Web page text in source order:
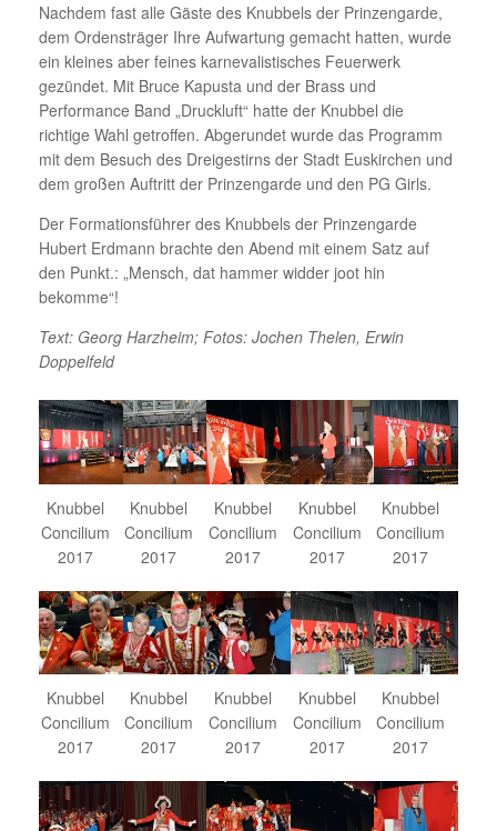
Nachdem fast alle Gäste des Knubbels der Prinzengarde,
dem Ordensträger Ihre Aufwartung gemacht hatten, wurde
ein kleines aber feines karnevalistisches Feuerwerk
gezündet. Mit Bruce Kapusta und der Brass und
Performance Band „Druckluft“ hatte der Knubbel die
richtige Wahl getroffen. Abgerundet wurde das Programm
mit dem Besuch des Dreigestirns der Stadt Euskirchen und
dem großen Auftritt der Prinzengarde und den PG Girls.
Der Formationsführer des Knubbels der Prinzengarde
Hubert Erdmann brachte den Abend mit einem Satz auf
den Punkt.: „Mensch, dat hammer widder joot hin
bekomme“!
Text: Georg Harzheim; Fotos: Jochen Thelen, Erwin
Doppelfeld
Knubbel
Concilium
2017
Knubbel
Concilium
2017
Knubbel
Concilium
2017
Knubbel
Concilium
2017
Knubbel
Concilium
2017
Knubbel
Concilium
2017
Knubbel
Concilium
2017
Knubbel
Concilium
2017
Knubbel
Concilium
2017
Knubbel
Concilium
2017